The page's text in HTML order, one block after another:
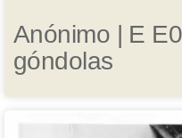
Anónimo | E
góndolas